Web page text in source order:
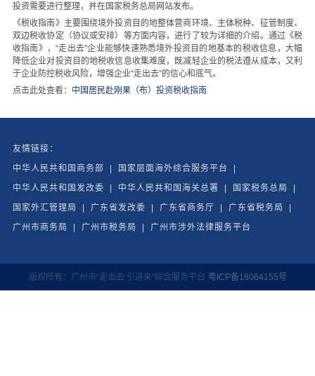
投资需要进行整理，并在国家税务总局网站发布。
《税收指南》主要围绕境外投资目的地整体营商环境、主体税种、征管制度、
双边税收协定（协议或安排）等方面内容，进行了较为详细的介绍。通过《税
收指南》，“走出去”企业能够快速熟悉境外投资目的地基本的税收信息，大幅
降低企业对投资目的地税收信息收集难度，既减轻企业的税法遵从成本，又利
于企业防控税收风险，增强企业“走出去”的信心和底气。
点击此处查看： 中国居民赴刚果（布）投资税收指南
友情链接：
中华人民共和国商务部
| 国家层面海外综合服务平台
|
中华人民共和国发改委
| 中华人民共和国海关总署 | 国家税务总局
|
国家外汇管理局
| 广东省发改委 | 广东省商务厅 | 广东省税务局
|
广州市商务局
| 广州市税务局 | 广州市涉外法律服务平台
版权所有：广州市“走出去 引进来”综合服务平台 粤ICP备18064155号